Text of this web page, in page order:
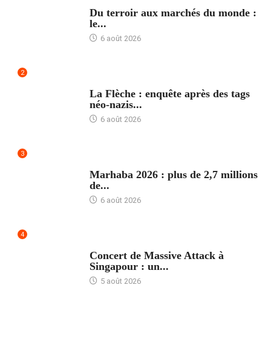
Du terroir aux marchés du monde :
le...
6 août 2026
2
La Flèche : enquête après des tags
néo-nazis...
6 août 2026
3
Marhaba 2026 : plus de 2,7 millions
de...
6 août 2026
4
Concert de Massive Attack à
Singapour : un...
5 août 2026